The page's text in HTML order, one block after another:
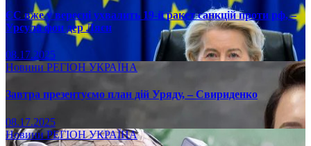
ЄС вже у вересні ухвалить 19-й ракет санкцій проти рф, –
Урсула фон дер Ляєн
08.17.2025
Новини РЕГІОН УКРАЇНА
Завтра презентуємо план дій Уряду, – Свириденко
08.17.2025
НовиниРЕГІОНУКРАЇНА